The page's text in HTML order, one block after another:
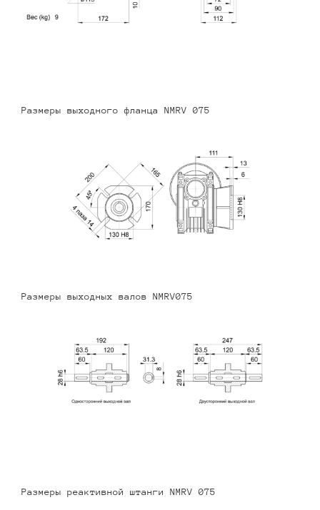
Размеры выходного фланца NMRV 075
Размеры выходных валов NMRV075
Размеры реактивной штанги NMRV 075